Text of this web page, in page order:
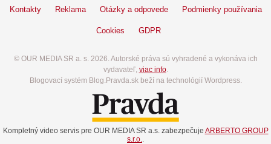
Kontakty Reklama Otázky a odpovede Podmienky používania
Cookies GDPR
© OUR MEDIA SR a. s. 2026. Autorské práva sú vyhradené a vykonáva ich
vydavateľ, viac info.
Blogovací systém Blog.Pravda.sk beží na technológií Wordpress.
Kompletný video servis pre OUR MEDIA SR a.s. zabezpečuje ARBERTO GROUP
s.r.o..